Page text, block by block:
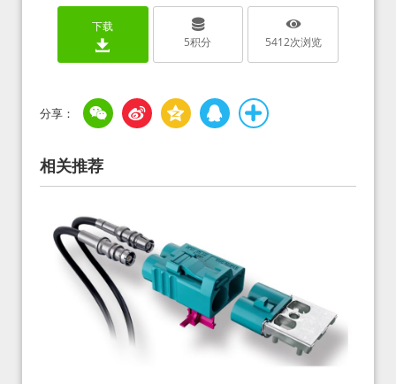
下载
5积分 5412次浏览
相关推荐